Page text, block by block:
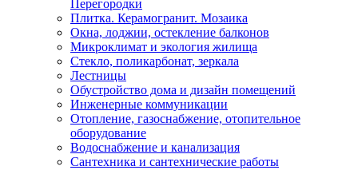
Перегородки
Плитка. Керамогранит. Мозаика
Окна, лоджии, остекление балконов
Микроклимат и экология жилища
Стекло, поликарбонат, зеркала
Лестницы
Обустройство дома и дизайн помещений
Инженерные коммуникации
Отопление, газоснабжение, отопительное
оборудование
Водоснабжение и канализация
Сантехника и сантехнические работы